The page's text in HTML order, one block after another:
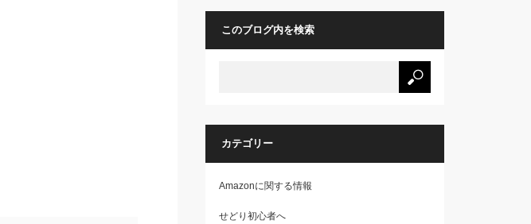
このブログ内を検索
カテゴリー
Amazonに関する情報
せどり初心者へ